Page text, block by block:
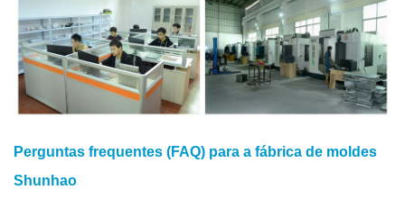
Perguntas frequentes (FAQ) para a fábrica de moldes
Shunhao